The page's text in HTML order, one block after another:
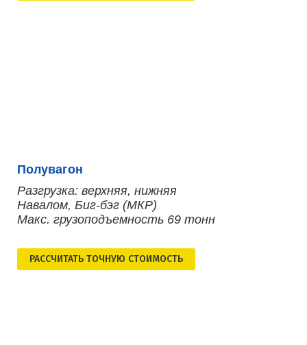
Полувагон
Разгрузка: верхняя, нижняя
Навалом, Биг-бэг (МКР)
Макс. грузоподъемность 69 тонн
РАСCЧИТАТЬ ТОЧНУЮ СТОИМОСТЬ